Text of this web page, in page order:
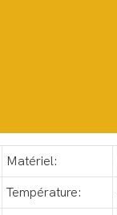
Matériel:
Température: